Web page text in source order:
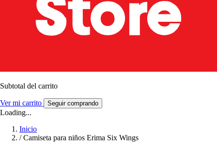
Subtotal del carrito
Ver mi carrito Seguir comprando
Loading...
Inicio
/ Camiseta para niños Erima Six Wings